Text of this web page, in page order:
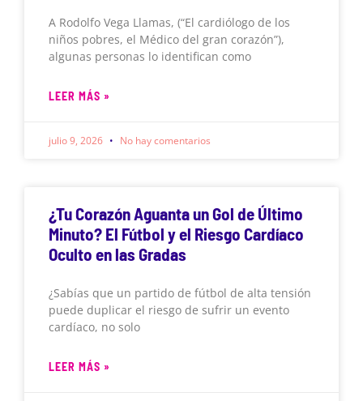
A Rodolfo Vega Llamas, (“El cardiólogo de los
niños pobres, el Médico del gran corazón”),
algunas personas lo identifican como
LEER MÁS »
julio 9, 2026 No hay comentarios
¿Tu Corazón Aguanta un Gol de Último
Minuto? El Fútbol y el Riesgo Cardíaco
Oculto en las Gradas
¿Sabías que un partido de fútbol de alta tensión
puede duplicar el riesgo de sufrir un evento
cardíaco, no solo
LEER MÁS »